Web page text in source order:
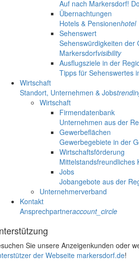
Auf nach Markersdorf!
Übernachtungen
Hotels & Pensionenhotel
Sehenswert
Sehenswürdigkeiten der
Markersdorfvisibility
Ausflugsziele in der
Tipps für Sehenswertes
Wirtschaft
Standort, Unternehmen & Jobs
Wirtschaft
Firmendatenbank
Unternehmen aus der
Gewerbeflächen
Gewerbegebiete in der
Wirtschaftsförderung
Mittelstandsfreundliches
Jobs
Jobangebote aus der
Unternehmerverband
Kontakt
Ansprechpartneraccount_circle
Sie unsere Anzeigenkunden oder
der Webseite markersdorf.de!